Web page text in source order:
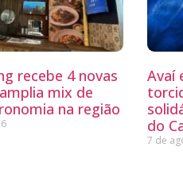
recebe 4 novas
mix de
na região
Avaí
do
7 de